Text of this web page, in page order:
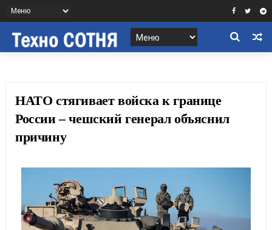
НАТО стягивает войска к границе
России – чешский генерал объяснил
причину